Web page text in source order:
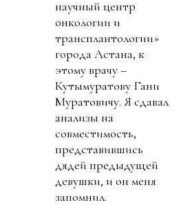
научный центр
онкологии и
трансплантологии»
города Астана, к
этому врачу –
Кутымуратову Гани
Муратовичу. Я сдавал
анализы на
совместимость,
представившись
дядей предыдущей
девушки, и он меня
запомнил.